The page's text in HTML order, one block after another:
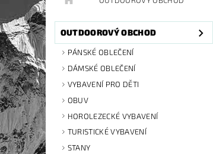
OUTDOOROVÝ OBCHOD
PÁNSKÉ OBLEČENÍ
DÁMSKÉ OBLEČENÍ
VYBAVENÍ PRO DĚTI
OBUV
HOROLEZECKÉ VYBAVENÍ
TURISTICKÉ VYBAVENÍ
STANY